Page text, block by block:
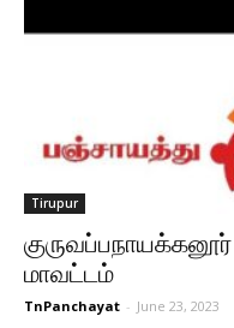
Tirupur
குருவப்பநாயக்கனூர்
மாவட்டம்
TnPanchayat - June 23, 2023